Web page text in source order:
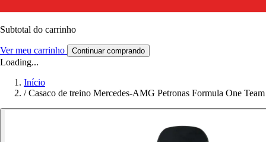
Subtotal do carrinho
Ver meu carrinho Continuar comprando
Loading...
Início
/ Casaco de treino Mercedes-AMG Petronas Formula One